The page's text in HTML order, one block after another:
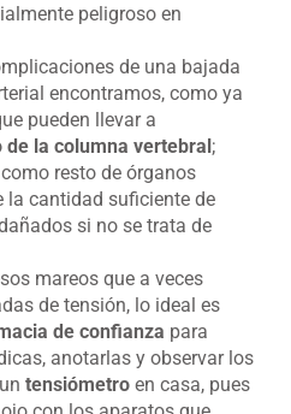
peligroso en
de una bajada
encontramos, como ya
pueden llevar a
la columna vertebral;
resto de órganos
la cantidad suficiente de
si no se trata de
mareos que a veces
de tensión, lo ideal es
de confianza para
anotarlas y observar los
tensiómetro en casa, pues